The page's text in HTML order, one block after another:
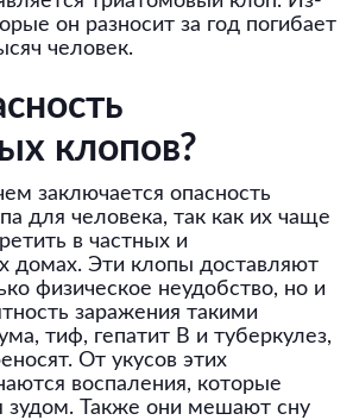
он разносит за год погибает
человек.
клопов?
заключается опасность
для человека, так как их чаще
в частных и
домах. Эти клопы доставляют
физическое неудобство, но и
заражения такими
тиф, гепатит В и туберкулез,
От укусов этих
воспаления, которые
зудом. Также они мешают сну